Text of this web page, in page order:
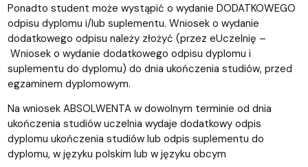
Ponadto student może wystąpić o wydanie DODATKOWEGO
odpisu dyplomu i/lub suplementu. Wniosek o wydanie
dodatkowego odpisu należy złożyć (przez eUczelnię –
Wniosek o wydanie dodatkowego odpisu dyplomu i
suplementu do dyplomu) do dnia ukończenia studiów, przed
egzaminem dyplomowym.
Na wniosek ABSOLWENTA w dowolnym terminie od dnia
ukończenia studiów uczelnia wydaje dodatkowy odpis
dyplomu ukończenia studiów lub odpis suplementu do
dyplomu, w języku polskim lub w języku obcym